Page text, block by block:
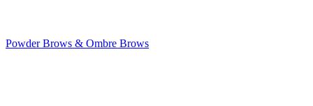
Powder Brows & Ombre Brows